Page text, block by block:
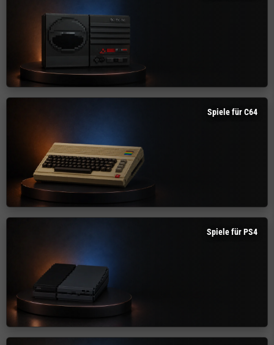
Spiele für C64
Spiele für PS4